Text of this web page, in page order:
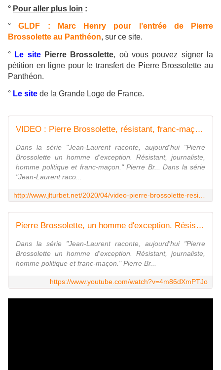
° Pour aller plus loin :
°GLDF : Marc Henry pour l’entrée de Pierre
Brossolette au Panthéon, sur ce site.
° Le site Pierre Brossolette, où vous pouvez signer la
pétition en ligne pour le transfert de Pierre Brossolette au
Panthéon.
° Le site de la Grande Loge de France.
VIDEO : Pierre Brossolette, résistant, franc-maçon, homme politique et journaliste d'exception. - Bloc notes de Jean-Laurent sur les Spiritualités
Dans la série "Jean-Laurent raconte, aujourd'hui "Pierre
Brossolette un homme d'exception. Résistant, journaliste,
homme politique et franc-maçon." Pierre Br... Dans la série
"Jean-Laurent raco...
Pierre Brossolette, un homme d'exception. Résistant, journaliste, homme politique et franc-maçon.
Dans la série "Jean-Laurent raconte, aujourd'hui "Pierre
Brossolette un homme d'exception. Résistant, journaliste,
homme politique et franc-maçon." Pierre Br...
https://www.youtube.com/watch?v=4m86dXmPTJo